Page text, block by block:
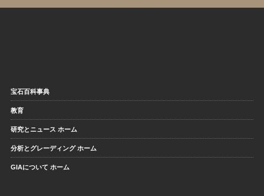
宝石百科事典
教育
研究とニュース ホーム
分析とグレーディング ホーム
GIAについて ホーム